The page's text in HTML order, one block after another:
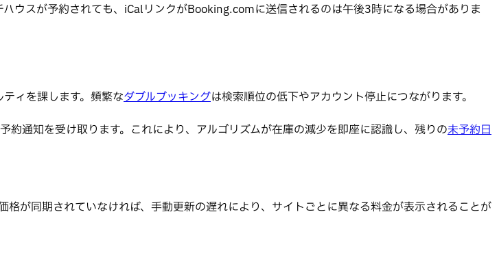
ウスが予約されても、iCalリンクがBooking.comに送信されるのは午後3時になる場合がありま
ィを課します。頻繁なダブルブッキングは検索順位の低下やアカウント停止につながります。
約通知を受け取ります。これにより、アルゴリズムが在庫の減少を即座に認識し、残りの未予約日
が同期されていなければ、手動更新の遅れにより、サイトごとに異なる料金が表示されることが